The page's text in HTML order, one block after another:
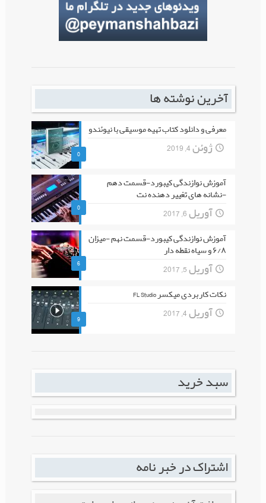
آخرین نوشته ها
0
معرفی و دانلود کتاب تهیه موسیقی با نیوئندو
ژوئن 4, 2019
0
آموزش نوازندگی کیبورد-قسمت دهم
-نشانه های تغییر دهنده نت
آوریل 6, 2017
6
آموزش نوازندگی کیبورد-قسمت نهم -میزان
۶/۸ و سیاه نقطه دار
آوریل 5, 2017
9
نکات کاربردی میکسر FL Studio
آوریل 4, 2017
سبد خرید
اشتراک در خبر نامه